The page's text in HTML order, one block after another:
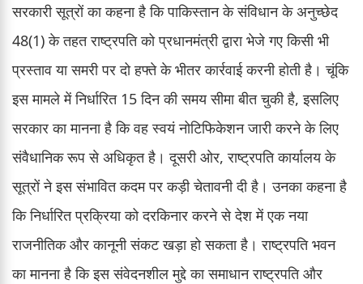
सरकारी सूत्रों का कहना है कि पाकिस्तान के संविधान के अनुच्छेद
48(1) के तहत राष्ट्रपति को प्रधानमंत्री द्वारा भेजे गए किसी भी
प्रस्ताव या समरी पर दो हफ्ते के भीतर कार्रवाई करनी होती है। चूंकि
इस मामले में निर्धारित 15 दिन की समय सीमा बीत चुकी है, इसलिए
सरकार का मानना है कि वह स्वयं नोटिफिकेशन जारी करने के लिए
संवैधानिक रूप से अधिकृत है। दूसरी ओर, राष्ट्रपति कार्यालय के
सूत्रों ने इस संभावित कदम पर कड़ी चेतावनी दी है। उनका कहना है
कि निर्धारित प्रक्रिया को दरकिनार करने से देश में एक नया
राजनीतिक और कानूनी संकट खड़ा हो सकता है। राष्ट्रपति भवन
का मानना है कि इस संवेदनशील मुद्दे का समाधान राष्ट्रपति और